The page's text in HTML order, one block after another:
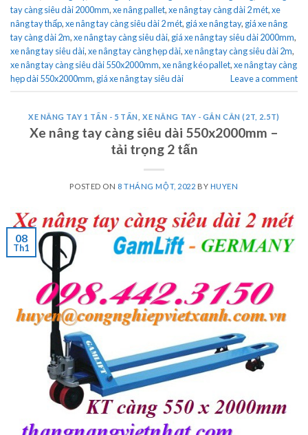
tay càng siêu dài 2000mm,xe nâng pallet,xe nâng tay càng dài 2 mét,xe
nâng tay thấp,xe nâng tay càng siêu dài 2 mét, giá xe nâng tay, giá xe nâng
tay càng dài 2m,xe nâng tay càng siêu dài, giá xe nâng tay siêu dài 2000mm,
xe nâng tay siêu dài,xe nâng tay càng hẹp dài,xe nâng tay càng siêu dài 2m,
xe nâng tay càng siêu dài 550x2000mm,xe nâng kéo pallet,xe nâng tay càng
hẹp dài 550x2000mm, giá xe nâng tay siêu dài Leave a comment
XE NÂNG TAY 1 TẤN - 5 TẤN ,XE NÂNG TAY - GẮN CÂN (2T, 2.5T)
Xe nâng tay càng siêu dài 550x2000mm –
tải trọng 2 tấn
POSTED ON 8 THÁNG MỘT, 2022 BY HUYEN
08
Th1